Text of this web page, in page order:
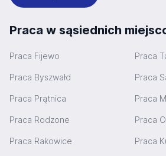
Praca w sąsiednich
Praca Fijewo Praca
Praca Byszwałd Praca
Praca Prątnica Praca
Praca Rodzone Praca
Praca Rakowice Praca